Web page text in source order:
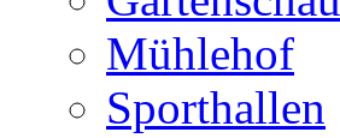
Mühlehof
Sporthallen